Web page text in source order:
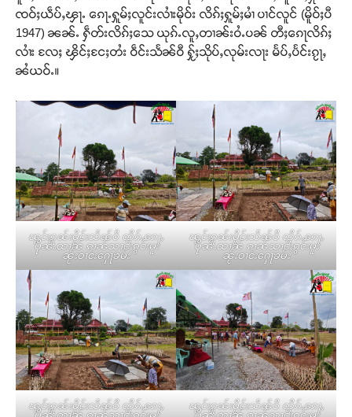
ၸဝ်ႈယဵပ်ႇၾႃႉ ၵေႃႉႁူမ်ႈလူင်းလၢႆးမိုဝ်း လိၵ်ႈႁူမ်ႈမၢႆ ပၢင်လူင် (မိူဝ်ႈပီ
1947) ၼၼ်ႉ ႁဵတ်းလိၵ်ႈသေ ယုၵ်ႉလူႇတၢၼ်းဝႆႉပၼ် တီႈၵေႃလိၵ်ႈ
လၢႆး လႄႈ ၾိင်ႈငႄႈတႆး ဝဵင်းသႅၼ်ဝီ ႁႂ်ႈသိုပ်ႇလုမ်းလႃး မႅပ်ႇပႅင်းၵႂႃႇ
ၼႆယဝ်ႉ။
ၽွင်းၵူၼ်းမိူင်းသႅၼ်ဝီ တိုၵ်ႉၵေႃႇ
ပိုၼ်ႉထၢၼ် ၵၢၼ်သၢင်ႈၵွင်းမူး
ၼႂ်းဝၢင်းႁေႃၶမ်း
ၽွင်းၵူၼ်းမိူင်းသႅၼ်ဝီ တိုၵ်ႉၵေႃႇ
ပိုၼ်ႉထၢၼ် ၵၢၼ်သၢင်ႈၵွင်းမူး
ၼႂ်းဝၢင်းႁေႃၶမ်း
ၽွင်းၵူၼ်းမိူင်းသႅၼ်ဝီ တိုၵ်ႉၵေႃႇ ၽွင်းၵူၼ်းမိူင်းသႅၼ်ဝီ တိုၵ်ႉၵေႃႇ